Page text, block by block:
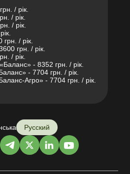
/ рік.
/ рік.
/ рік.
/ рік.
грн. / рік.
/ рік.
- 8352 грн. / рік.
- 7704 грн. / рік.
Агро» - 7704 грн. / рік.
Русский